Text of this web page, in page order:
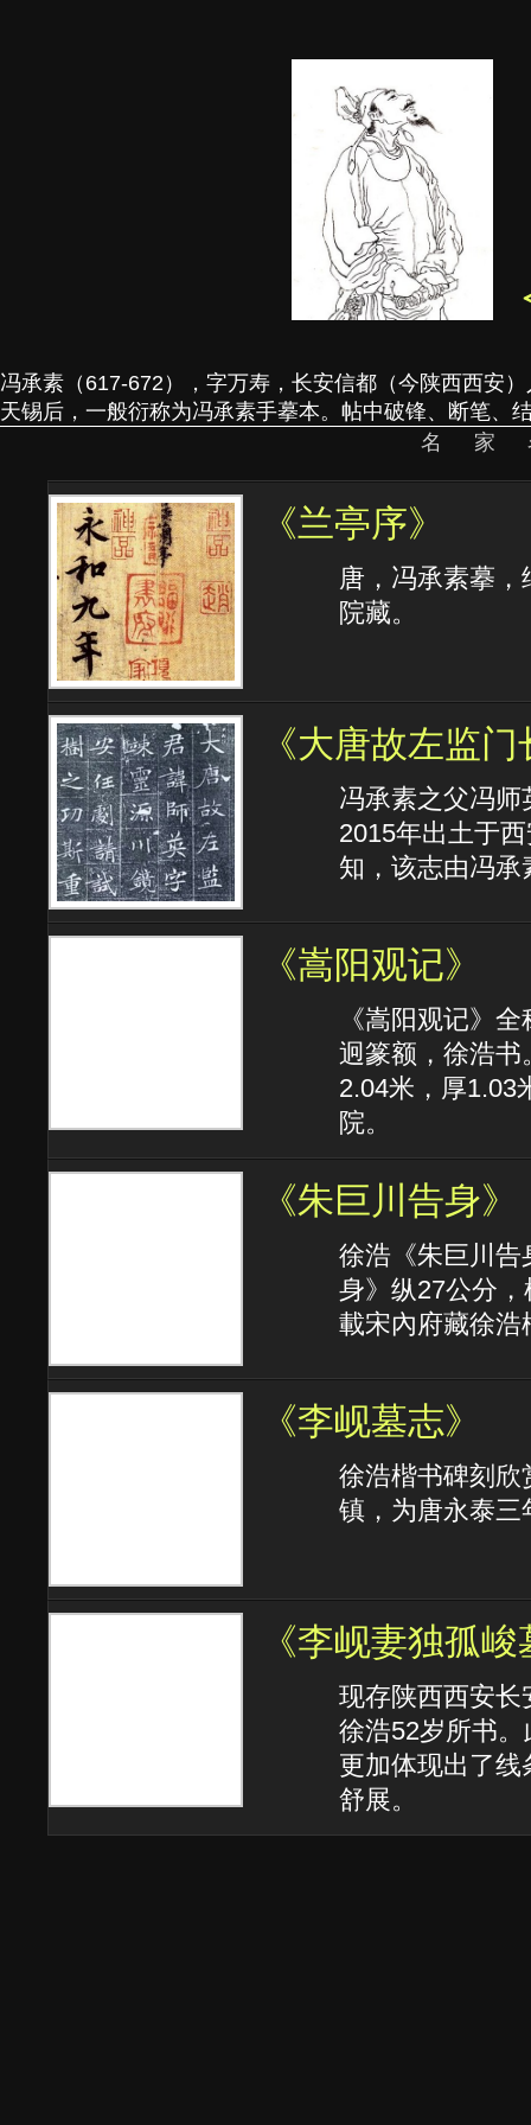
冯承素（617-672），字万寿，长安信都（今陕西西安
天锡后，一般衍称为冯承素手摹本。帖中破锋、断笔、
名
《兰亭序》
唐，冯承素摹
院藏。
《大唐故左监
冯承素之父冯
2015年出土于
知，该志由冯
《嵩阳观记》
《嵩阳观记》
迥篆额，徐浩书
2.04米，厚1.03
院。
《朱巨川告身》
徐浩《朱巨川告
身》纵27公分
載宋內府藏徐浩
《李岘墓志》
徐浩楷书碑刻欣
镇，为唐永泰三
《李岘妻独孤
现存陕西西安长
徐浩52岁所书
更加体现出了
舒展。